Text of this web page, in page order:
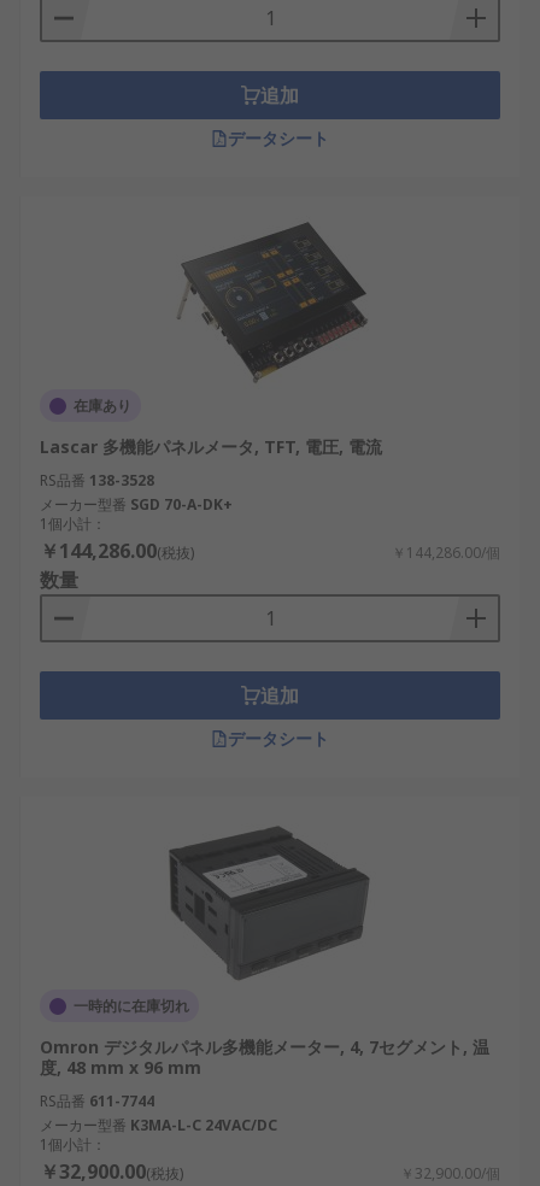
追加
データシート
在庫あり
Lascar 多機能パネルメータ, TFT, 電圧, 電流
RS品番 138-3528
メーカー型番 SGD 70-A-DK+
1個小計：
￥144,286.00(税抜) ￥144,286.00/個
数量
追加
データシート
一時的に在庫切れ
Omron デジタルパネル多機能メーター, 4, 7セグメント, 温
度, 48 mm x 96 mm
RS品番 611-7744
メーカー型番 K3MA-L-C 24VAC/DC
1個小計：
￥32,900.00(税抜) ￥32,900.00/個